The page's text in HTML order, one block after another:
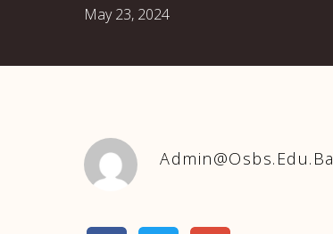
May 23, 2024
Admin@osbs.edu.ba